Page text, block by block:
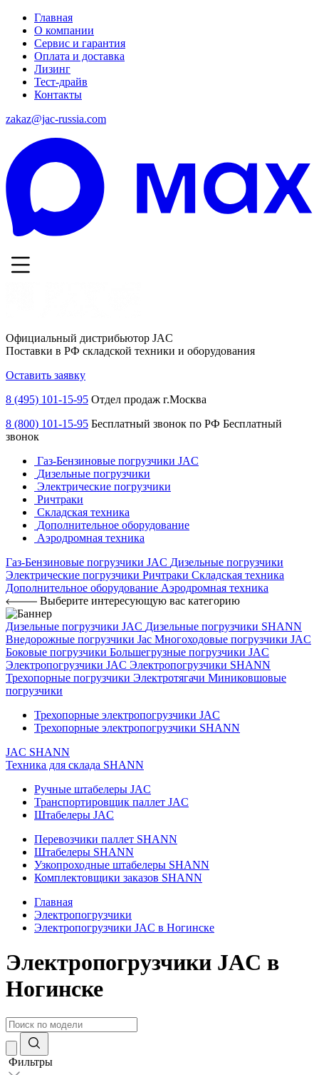
Главная
О компании
Сервис и гарантия
Оплата и доставка
Лизинг
Тест-драйв
Контакты
zakaz@jac-russia.com
Официальный дистрибьютор JAC
Поставки в РФ складской техники и оборудования
Оставить заявку
8 (495) 101-15-95 Отдел продаж г.Москва
8 (800) 101-15-95 Бесплатный звонок по РФ Бесплатный
звонок
Газ-Бензиновые погрузчики JAC
Дизельные погрузчики
Электрические погрузчики
Ричтраки
Складская техника
Дополнительное оборудование
Аэродромная техника
Газ-Бензиновые погрузчики JAC Дизельные погрузчики
Электрические погрузчики Ричтраки Складская техника
Дополнительное оборудование Аэродромная техника
Выберите интересующую вас категорию
Дизельные погрузчики JAC Дизельные погрузчики SHANN
Внедорожные погрузчики Jac Многоходовые погрузчики JAC
Боковые погрузчики Большегрузные погрузчики JAC
Электропогрузчики JAC Электропогрузчики SHANN
Трехопорные погрузчики Электротягачи Миниковшовые
погрузчики
Трехопорные электропогрузчики JAC
Трехопорные электропогрузчики SHANN
JAC SHANN
Техника для склада SHANN
Ручные штабелеры JAC
Транспортировщик паллет JAC
Штабелеры JAC
Перевозчики паллет SHANN
Штабелеры SHANN
Узкопроходные штабелеры SHANN
Комплектовщики заказов SHANN
Главная
Электропогрузчики
Электропогрузчики JAC в Ногинске
Электропогрузчики JAC в
Ногинске
Фильтры